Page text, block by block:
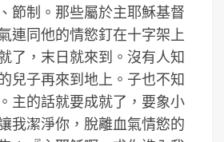
節制。那些屬於主耶穌基督
連同他的情慾釘在十字架上
了，末日就來到。沒有人知
兒子再來到地上。子也不知
主的話就要成就了，要象小
我潔淨你，脫離血氣情慾的